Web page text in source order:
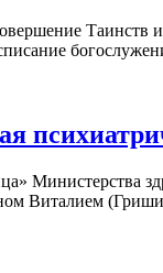
Таинств
Министерства
Виталием